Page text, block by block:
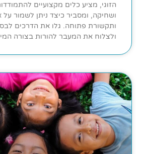
הזוגי, מציע כלים מקצועיים
ושחיקה, ומסביר כיצד ניתן לשמור על
ותקשורת פתוחה. גלו את הדרכים
ולצלוח את המעבר להורות בצורה